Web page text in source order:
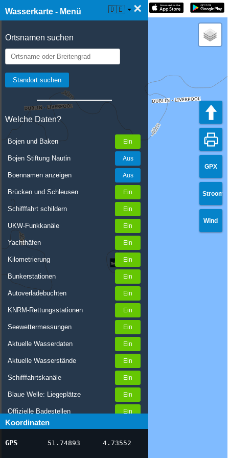
Wasserkarte - Menü ×
Ortsnamen suchen
Welche Daten?
Bojen und Baken
Bojen Stiftung Nautin
Boennamen anzeigen
Brücken und Schleusen
Schifffahrt schildern
UKW-Funkkanäle
Yachthäfen
Kilometrierung
Bunkerstationen
Autoverladebuchten
KNRM-Rettungsstationen
Seewettermessungen
Aktuelle Wasserdaten
Aktuelle Wasserstände
Schifffahrtskanäle
Blaue Welle: Liegeplätze
Offizielle Badestellen
Nachrichten Binnenschifffahrt
AIS-Schiffspositionen
Koordinaten
GPS 51.74893 4.73552
☰ Wasserkarte Live 🇩🇪
GPX
Stroom
Wind